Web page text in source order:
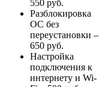
550 руб.
Разблокировка
ОС без
переустановки –
650 руб.
Настройка
подключения к
интернету и Wi-